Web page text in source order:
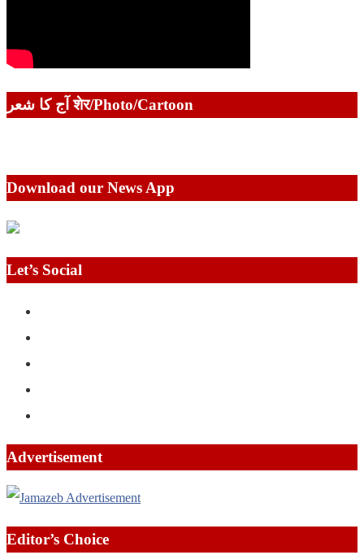
آج کا شعر शेर/Photo/Cartoon
Download our News App
Let’s Social
Advertisement
Editor’s Choice